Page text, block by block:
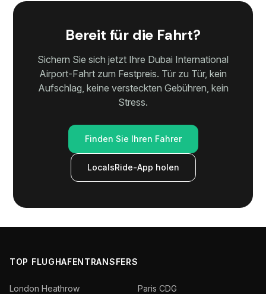
Bereit für die Fahrt?
Sichern Sie sich jetzt Ihre Dubai International
Airport-Fahrt zum Festpreis. Tür zu Tür, kein
Aufschlag, keine versteckten Gebühren, kein
Stress.
Finden Sie Ihren Fahrer
LocalsRide-App holen
TOP FLUGHAFENTRANSFERS
London Heathrow Paris CDG